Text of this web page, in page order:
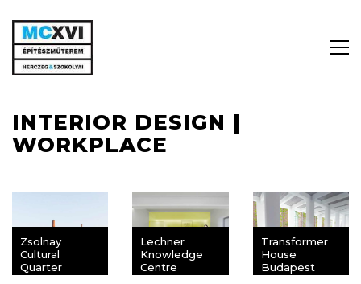
INTERIOR DESIGN |
WORKPLACE
Zsolnay
Cultural
Quarter
Lechner
Knowledge
Centre
Transformer
House
Budapest